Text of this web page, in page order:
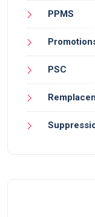
PPMS
PSC